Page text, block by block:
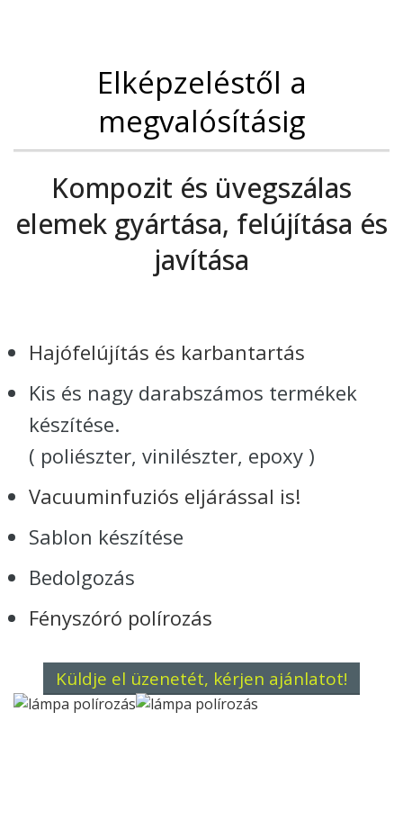
Elképzeléstől a
megvalósításig
Kompozit és üvegszálas
elemek gyártása, felújítása és
javítása
Hajófelújítás és karbantartás
Kis és nagy darabszámos termékek
készítése.
( poliészter, vinilészter, epoxy )
Vacuuminfuziós eljárással is!
Sablon készítése
Bedolgozás
Fényszóró polírozás
Küldje el üzenetét, kérjen ajánlatot!